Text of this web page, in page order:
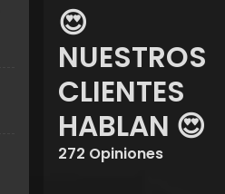
😍
NUESTROS
CLIENTES
HABLAN 😍
272 Opiniones